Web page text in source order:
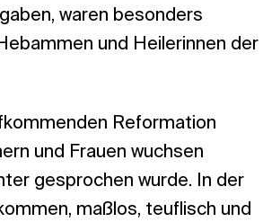
waren besonders
und Heilerinnen der
Reformation
und Frauen wuchsen
gesprochen wurde. In der
maßlos, teuflisch und